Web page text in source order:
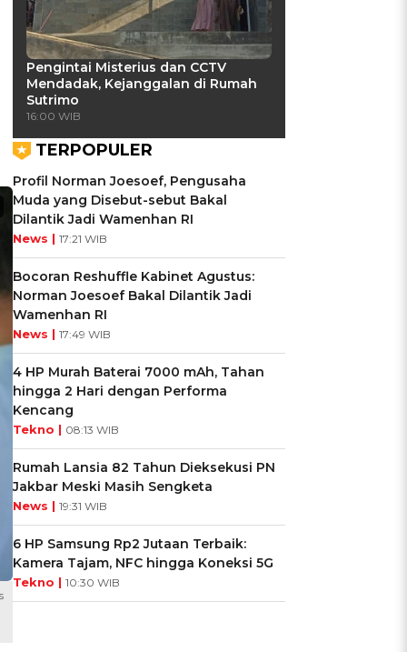
Pengintai Misterius dan CCTV
Mendadak, Kejanggalan di Rumah
Sutrimo
16:00 WIB
TERPOPULER
Profil Norman Joesoef, Pengusaha
Muda yang Disebut-sebut Bakal
Dilantik Jadi Wamenhan RI
News | 17:21 WIB
Bocoran Reshuffle Kabinet Agustus:
Norman Joesoef Bakal Dilantik Jadi
Wamenhan RI
News | 17:49 WIB
4 HP Murah Baterai 7000 mAh, Tahan
hingga 2 Hari dengan Performa
Kencang
Tekno | 08:13 WIB
Rumah Lansia 82 Tahun Dieksekusi PN
Jakbar Meski Masih Sengketa
News | 19:31 WIB
6 HP Samsung Rp2 Jutaan Terbaik:
Kamera Tajam, NFC hingga Koneksi 5G
Tekno | 10:30 WIB